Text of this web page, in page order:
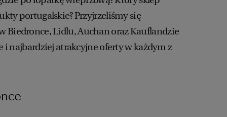
portugalskie? Przyjrzeliśmy się
Biedronce, Lidlu, Auchan oraz Kauflandzie
i najbardziej atrakcyjne oferty w każdym z